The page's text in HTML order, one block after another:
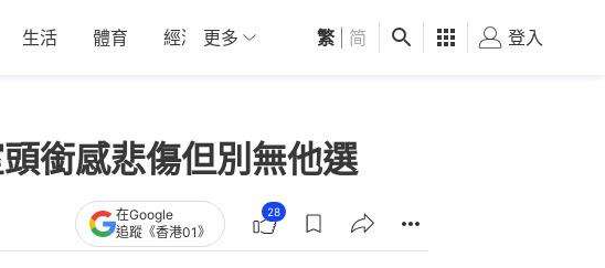
生活 體育 經濟 01深圳 觀點 健康 好食玩飛
更多 繁 简 登入
銜感悲傷但別無他選
在Google
追蹤《香港01》
28